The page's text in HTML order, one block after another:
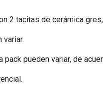
2 tacitas de cerámica
variar.
pack pueden variar, de